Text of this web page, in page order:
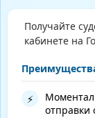
Получайте
кабинете на
⚡
отправки